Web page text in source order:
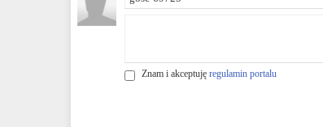
Znam i akceptuję regulamin portalu